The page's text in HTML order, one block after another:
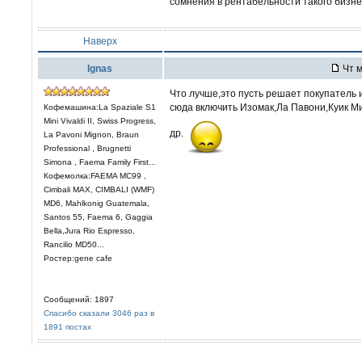
Наверх
Ignas Чт
Кофемашина:La Spaziale S1
Mini Vivaldi II, Swiss Progress,
La Pavoni Mignon, Braun
Professional , Brugnetti
Simona , Faema Family First...
Кофемолка:FAEMA MC99 ,
Cimbali MAX, CIMBALI (WMF)
MD6, Mahlkonig Guatemala,
Santos 55, Faema 6, Gaggia
Bella,Jura Rio Espresso,
Rancilio MD50...
Ростер:gene cafe
Сообщений: 1897
Спасибо сказали 3046 раз в
1891 постах
Что лучше,это пусть решает
сюда включить Изомак,Ла
др.